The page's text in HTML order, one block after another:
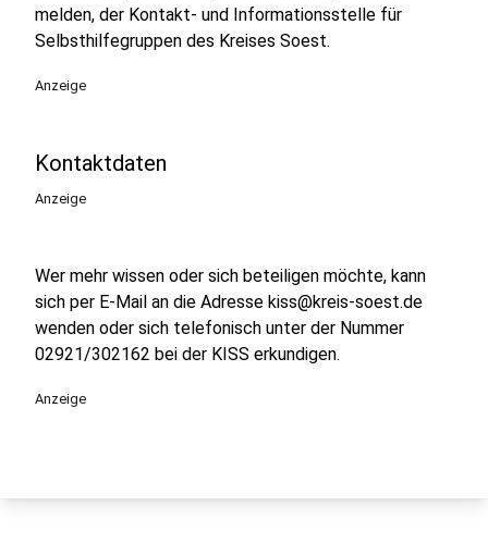
melden, der Kontakt- und Informationsstelle für
Selbsthilfegruppen des Kreises Soest.
Anzeige
Kontaktdaten
Anzeige
Wer mehr wissen oder sich beteiligen möchte, kann
sich per E-Mail an die Adresse kiss@kreis-soest.de
wenden oder sich telefonisch unter der Nummer
02921/302162 bei der KISS erkundigen.
Anzeige